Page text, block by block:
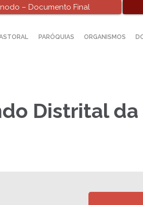
– Documento Final
PARÓQUIAS ORGANISMOS
Distrital da